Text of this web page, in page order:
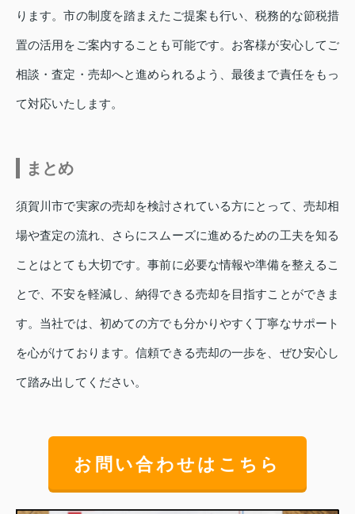
ります。市の制度を踏まえたご提案も行い、税務的な節税措
置の活用をご案内することも可能です。お客様が安心してご
相談・査定・売却へと進められるよう、最後まで責任をもっ
て対応いたします。
まとめ
須賀川市で実家の売却を検討されている方にとって、売却相
場や査定の流れ、さらにスムーズに進めるための工夫を知る
ことはとても大切です。事前に必要な情報や準備を整えるこ
とで、不安を軽減し、納得できる売却を目指すことができま
す。当社では、初めての方でも分かりやすく丁寧なサポート
を心がけております。信頼できる売却の一歩を、ぜひ安心し
て踏み出してください。
お問い合わせはこちら